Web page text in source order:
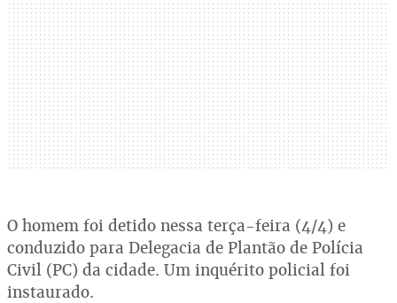
O homem foi detido nessa terça-feira (4/4) e
conduzido para Delegacia de Plantão de Polícia
Civil (PC) da cidade. Um inquérito policial foi
instaurado.